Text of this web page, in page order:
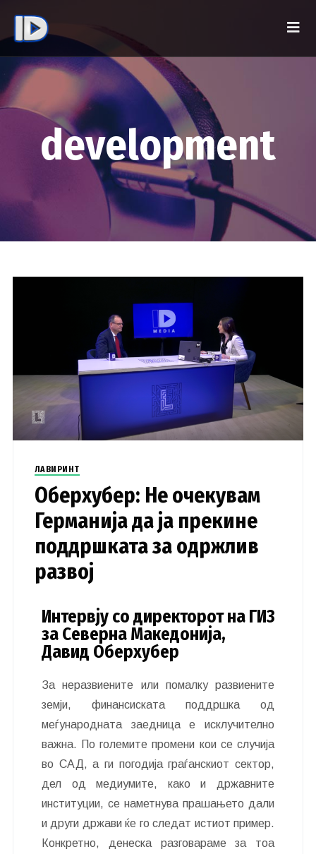
development
ЛАВИРИНТ
Оберхубер: Не очекувам
Германија да ја прекине
поддршката за одржлив
развој
Интервју со директорот на ГИЗ
за Северна Македонија,
Давид Оберхубер
За неразвиените или помалку развиените
земји, финансиската поддршка од
меѓународната заедница е исклучително
важна. По големите промени кои се случија
во САД, а ги погодија граѓанскиот сектор,
дел од медиумите, како и државните
институции, се наметнува прашањето дали
и други држави ќе го следат истиот пример.
Конкретно, денеска разговараме за тоа